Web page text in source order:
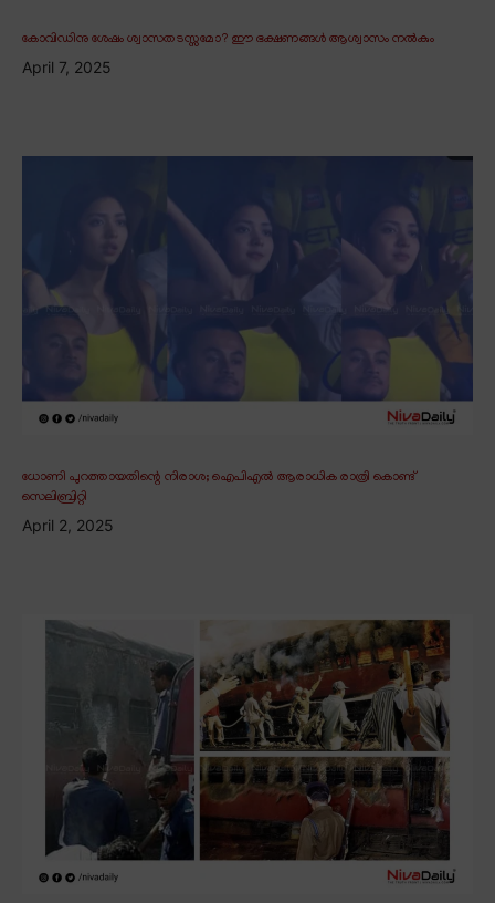
കോവിഡിനു ശേഷം ശ്വാസതടസ്സമോ? ഈ ഭക്ഷണങ്ങൾ ആശ്വാസം നൽകും
April 7, 2025
ധോണി പുറത്തായതിന്റെ നിരാശ; ഐപിഎൽ ആരാധിക രാത്രി കൊണ്ട്
സെലിബ്രിറ്റി
April 2, 2025